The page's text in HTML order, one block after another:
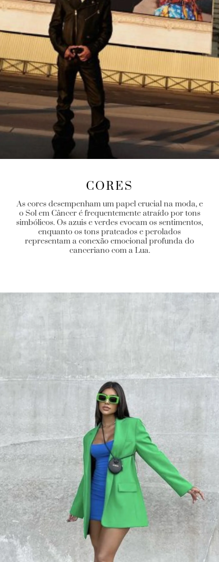
CORES
As cores desempenham um papel crucial na moda, e
o Sol em Câncer é frequentemente atraído por tons
simbólicos. Os azuis e verdes evocam os sentimentos,
enquanto os tons prateados e perolados
representam a conexão emocional profunda do
canceriano com a Lua.